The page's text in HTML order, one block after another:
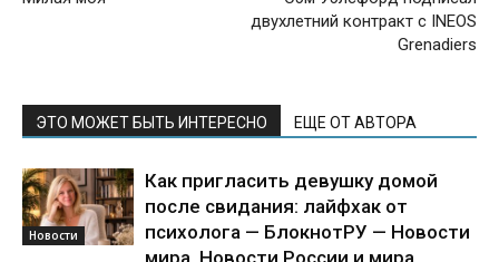
двухлетний контракт с INEOS
Grenadiers
ЭТО МОЖЕТ БЫТЬ ИНТЕРЕСНО ЕЩЕ ОТ АВТОРА
Новости
Как пригласить девушку домой
после свидания: лайфхак от
психолога — БлокнотРУ — Новости
мира. Новости России и мира